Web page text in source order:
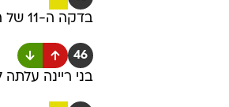
בדקה ה-11 של התוספת: גנטוס הכשיל את שכר וראה כרטיס צהוב
46
בני ריינה